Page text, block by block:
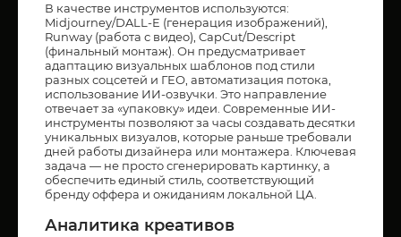
В качестве инструментов используются:
Midjourney/DALL-E (генерация изображений),
Runway (работа с видео), CapCut/Descript
(финальный монтаж). Он предусматривает
адаптацию визуальных шаблонов под стили
разных соцсетей и ГЕО, автоматизация потока,
использование ИИ-озвучки. Это направление
отвечает за «упаковку» идеи. Современные ИИ-
инструменты позволяют за часы создавать десятки
уникальных визуалов, которые раньше требовали
дней работы дизайнера или монтажера. Ключевая
задача — не просто сгенерировать картинку, а
обеспечить единый стиль, соответствующий
бренду оффера и ожиданиям локальной ЦА.
Аналитика креативов